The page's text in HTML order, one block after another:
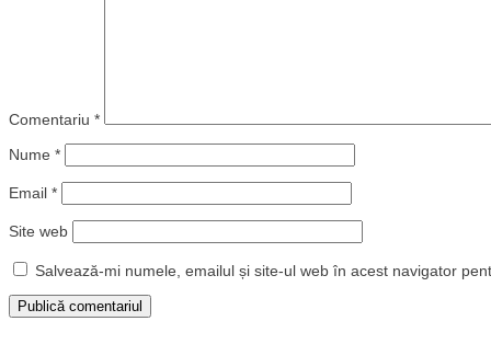
Comentariu *
Nume *
Email *
Site web
Salvează-mi numele, emailul și site-ul web în acest navigator